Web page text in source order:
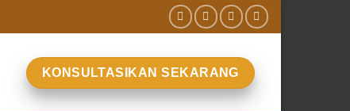
KONSULTASIKAN SEKARANG